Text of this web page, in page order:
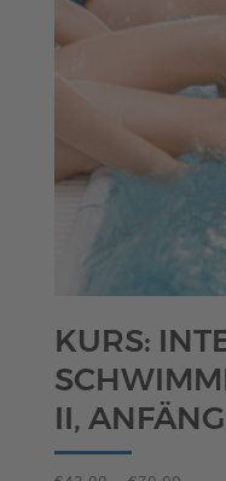
KURS:
II,